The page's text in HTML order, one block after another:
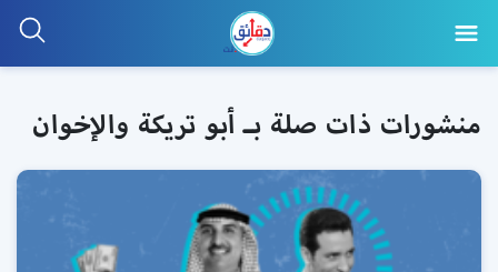
منشورات ذات صلة بـ أبو تريكة والإخوان